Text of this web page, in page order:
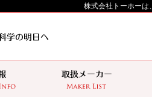
株式会社トーホーは